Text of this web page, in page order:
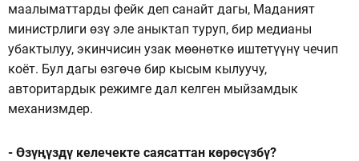
маалыматтарды фейк деп санайт дагы, Маданият
министрлиги өзү эле аныктап туруп, бир медианы
убактылуу, экинчисин узак мөөнөткө иштетүүнү чечип
коёт. Бул дагы өзгөчө бир кысым кылуучу,
авторитардык режимге дал келген мыйзамдык
механизмдер.
- Өзүңүздү келечекте саясаттан көрөсүзбү?